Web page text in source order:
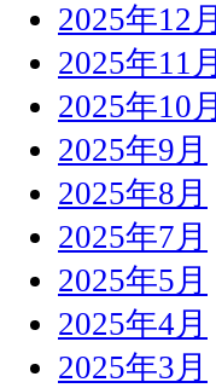
2025年12月
2025年11月
2025年10月
2025年9月
2025年8月
2025年7月
2025年5月
2025年4月
2025年3月